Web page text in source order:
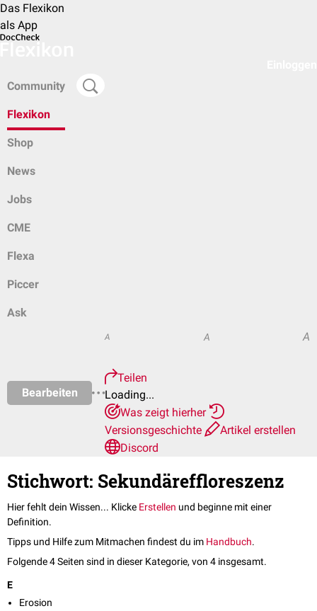
Das Flexikon
als App
Community
Flexikon
Shop
News
Jobs
CME
Flexa
Piccer
Ask
Bearbeiten
A A A
Teilen
Loading...
Was zeigt hierher
Versionsgeschichte
Artikel erstellen
Discord
Stichwort: Sekundäreffloreszenz
Hier fehlt dein Wissen... Klicke Erstellen und beginne mit einer
Definition.
Tipps und Hilfe zum Mitmachen findest du im Handbuch.
Folgende 4 Seiten sind in dieser Kategorie, von 4 insgesamt.
E
Erosion